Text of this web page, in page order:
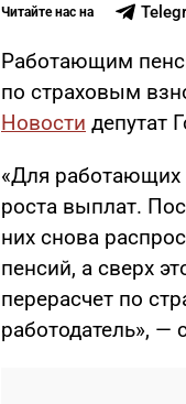
Читайте нас на
Работающим
по страховым
Новости депутат
«Для работающих
роста выплат.
них снова
пенсий, а сверх
перерасчет по
работодатель», —